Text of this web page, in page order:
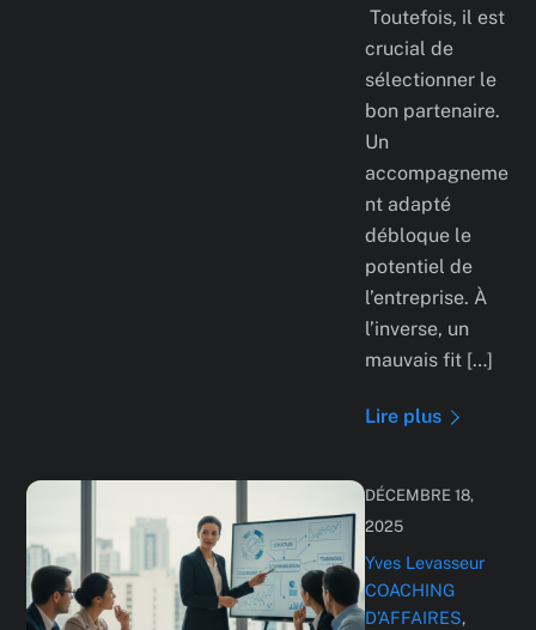
Toutefois, il est
crucial de
sélectionner le
bon partenaire.
Un
accompagneme
nt adapté
débloque le
potentiel de
l’entreprise. À
l’inverse, un
mauvais fit […]
Lire plus
DÉCEMBRE 18,
2025
Yves Levasseur
COACHING
D’AFFAIRES,